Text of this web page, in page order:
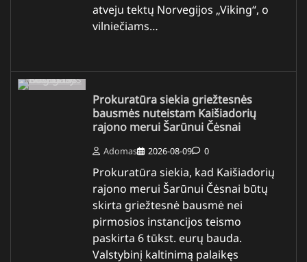
atveju tektų Norvegijos „Viking“, o
vilniečiams…
Prokuratūra siekia griežtesnės
bausmės nuteistam Kaišiadorių
rajono merui Šarūnui Čėsnai
Adomas 2026-08-09 0
Prokuratūra siekia, kad Kaišiadorių
rajono merui Šarūnui Čėsnai būtų
skirta griežtesnė bausmė nei
pirmosios instancijos teismo
paskirta 6 tūkst. eurų bauda.
Valstybinį kaltinimą palaikęs